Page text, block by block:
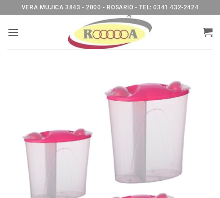
al
contenido
VERA MUJICA 3843 - 2000 - ROSARIO - TEL: 0341 432-2424